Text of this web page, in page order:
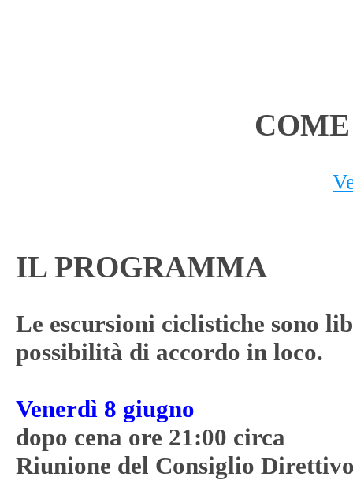
IL PROGRAMMA
Le escursioni ciclistiche sono
possibilità di accordo in loco.
Venerdì 8 giugno
dopo cena ore 21:00 circa
Riunione del Consiglio